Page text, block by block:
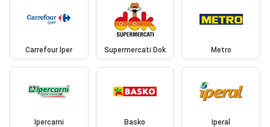
Carrefour Iper Supermercati Dok Metro
Ipercarni Basko Iperal